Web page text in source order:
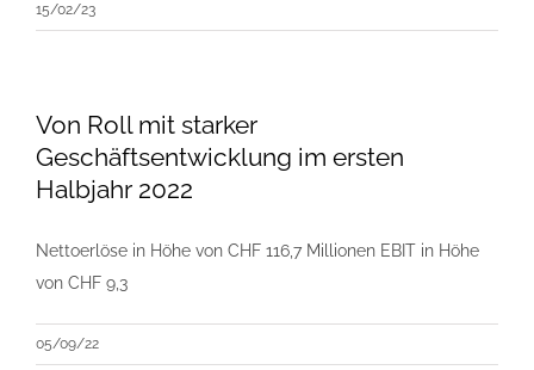
15/02/23
Von Roll mit starker
Geschäftsentwicklung im ersten
Halbjahr 2022
Nettoerlöse in Höhe von CHF 116,7 Millionen EBIT in Höhe
von CHF 9,3
05/09/22